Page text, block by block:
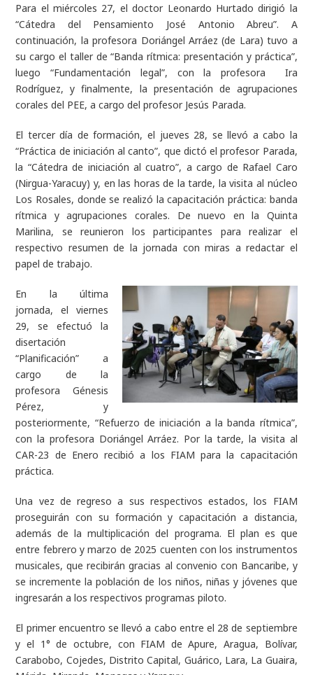
Para el miércoles 27, el doctor Leonardo Hurtado dirigió la
“Cátedra del Pensamiento José Antonio Abreu”. A
continuación, la profesora Doriángel Arráez (de Lara) tuvo a
su cargo el taller de “Banda rítmica: presentación y práctica”,
luego “Fundamentación legal”, con la profesora Ira
Rodríguez, y finalmente, la presentación de agrupaciones
corales del PEE, a cargo del profesor Jesús Parada.
El tercer día de formación, el jueves 28, se llevó a cabo la
“Práctica de iniciación al canto”, que dictó el profesor Parada,
la “Cátedra de iniciación al cuatro”, a cargo de Rafael Caro
(Nirgua-Yaracuy) y, en las horas de la tarde, la visita al núcleo
Los Rosales, donde se realizó la capacitación práctica: banda
rítmica y agrupaciones corales. De nuevo en la Quinta
Marilina, se reunieron los participantes para realizar el
respectivo resumen de la jornada con miras a redactar el
papel de trabajo.
En la última
jornada, el viernes
29, se efectuó la
disertación
“Planificación” a
cargo de la
profesora Génesis
Pérez, y
posteriormente, “Refuerzo de iniciación a la banda rítmica”,
con la profesora Doriángel Arráez. Por la tarde, la visita al
CAR-23 de Enero recibió a los FIAM para la capacitación
práctica.
Una vez de regreso a sus respectivos estados, los FIAM
proseguirán con su formación y capacitación a distancia,
además de la multiplicación del programa. El plan es que
entre febrero y marzo de 2025 cuenten con los instrumentos
musicales, que recibirán gracias al convenio con Bancaribe, y
se incremente la población de los niños, niñas y jóvenes que
ingresarán a los respectivos programas piloto.
El primer encuentro se llevó a cabo entre el 28 de septiembre
y el 1° de octubre, con FIAM de Apure, Aragua, Bolívar,
Carabobo, Cojedes, Distrito Capital, Guárico, Lara, La Guaira,